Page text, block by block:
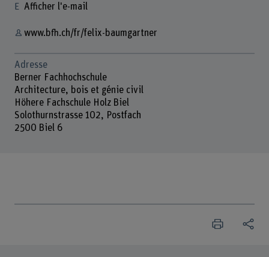
Afficher l'e-mail
www.bfh.ch/fr/felix-baumgartner
Adresse
Berner Fachhochschule
Architecture, bois et génie civil
Höhere Fachschule Holz Biel
Solothurnstrasse 102, Postfach
2500 Biel 6